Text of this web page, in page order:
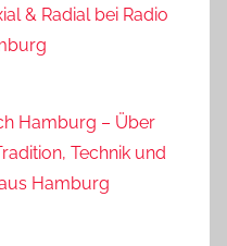
& Radial bei Radio
Hamburg – Über
Technik und
Hamburg